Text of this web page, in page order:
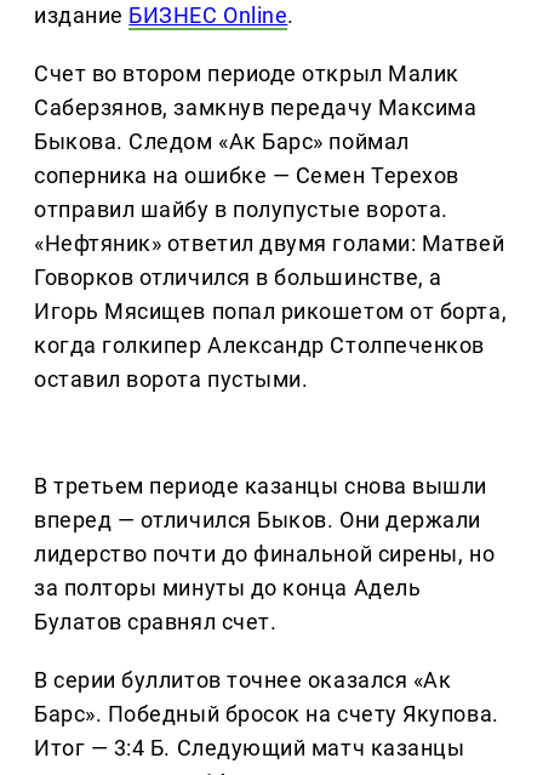
издание БИЗНЕС Online.
Счет во втором периоде открыл Малик
Саберзянов, замкнув передачу Максима
Быкова. Следом «Ак Барс» поймал
соперника на ошибке — Семен Терехов
отправил шайбу в полупустые ворота.
«Нефтяник» ответил двумя голами: Матвей
Говорков отличился в большинстве, а
Игорь Мясищев попал рикошетом от борта,
когда голкипер Александр Столпеченков
оставил ворота пустыми.
В третьем периоде казанцы снова вышли
вперед — отличился Быков. Они держали
лидерство почти до финальной сирены, но
за полторы минуты до конца Адель
Булатов сравнял счет.
В серии буллитов точнее оказался «Ак
Барс». Победный бросок на счету Якупова.
Итог — 3:4 Б. Следующий матч казанцы